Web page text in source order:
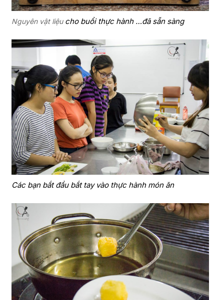
Nguyên vật liệu cho buổi thực hành …đã sẵn sàng
Các bạn bắt đầu bắt tay vào thực hành món ăn